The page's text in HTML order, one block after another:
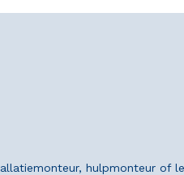
hulpmonteur of